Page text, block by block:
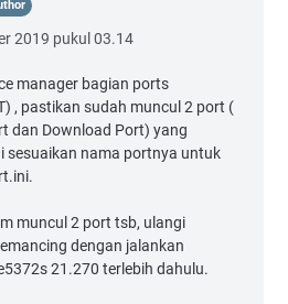
2019 pukul 03.14
manager bagian ports
, pastikan sudah muncul 2 port (
dan Download Port) yang
sesuaikan nama portnya untuk
muncul 2 port tsb, ulangi
dengan jalankan
21.270 terlebih dahulu.